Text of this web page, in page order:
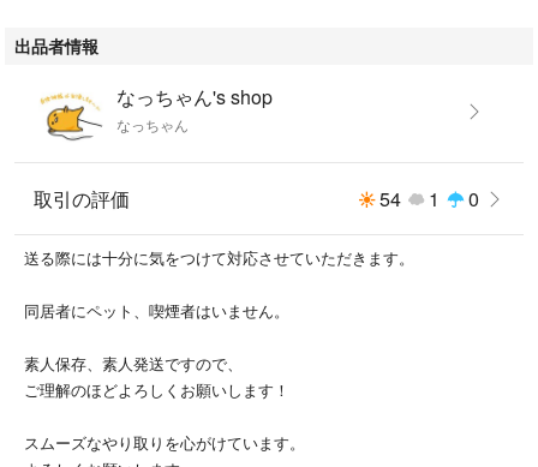
出品者情報
なっちゃん's shop
なっちゃん
取引の評価 54 1 0
送る際には十分に気をつけて対応させていただきます。
同居者にペット、喫煙者はいません。
素人保存、素人発送ですので、
ご理解のほどよろしくお願いします！
スムーズなやり取りを心がけています。